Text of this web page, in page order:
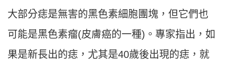
大部分痣是無害的黑色素細胞團塊，但它們也
可能是黑色素瘤(皮膚癌的一種)。專家指出，如
果是新長出的痣，尤其是40歲後出現的痣，就